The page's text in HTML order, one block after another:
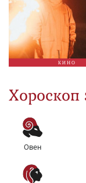
КИНО
Хороскоп
Овен